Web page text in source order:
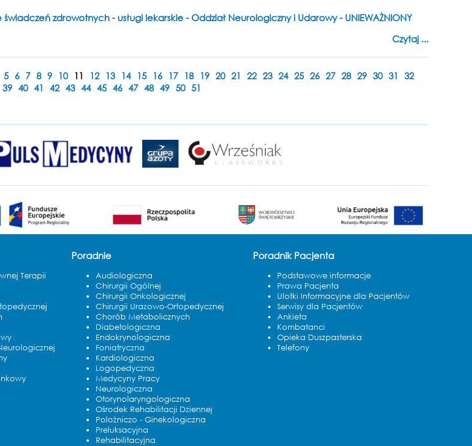
zdrowotnych - usługi lekarskie - Oddział Neurologiczny i Udarowy - UNIEWAŻNIONY
Czytaj ...
5 6 7 8 9 10 11 12 13 14 15 16 17 18 19 20 21 22 23 24 25 26 27 28 29 30 31 32
39 40 41 42 43 44 45 46 47 48 49 50 51
Terapii
Poradnie
Audiologiczna
Chirurgii Ogólnej
Chirurgii Onkologicznej
Chirurgii Urazowo-Ortopedycznej
Chorób Metabolicznych
Diabetologiczna
Endokrynologiczna
Foniatryczna
Kardiologiczna
Logopedyczna
Medycyny Pracy
Neurologiczna
Otorynolaryngologiczna
Ośrodek Rehabilitacji Dziennej
Polożniczo - Ginekologiczna
Preluksacyjna
Rehabilitacyjna
Poradnik Pacjenta
Podstawowe informacje
Prawa Pacjenta
Ulotki Informacyjne dla Pacjentów
Serwisy dla Pacjentów
Ankieta
Kombatanci
Opieka Duszpasterska
Telefony